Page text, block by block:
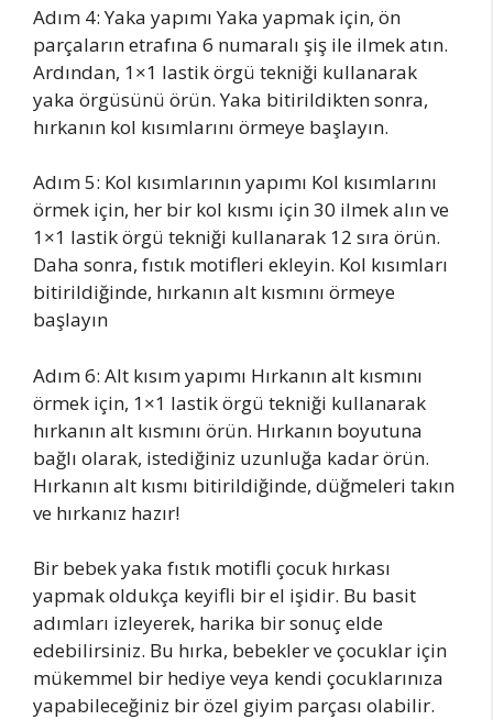
Adım 4: Yaka yapımı Yaka yapmak için, ön
parçaların etrafına 6 numaralı şiş ile ilmek atın.
Ardından, 1×1 lastik örgü tekniği kullanarak
yaka örgüsünü örün. Yaka bitirildikten sonra,
hırkanın kol kısımlarını örmeye başlayın.
Adım 5: Kol kısımlarının yapımı Kol kısımlarını
örmek için, her bir kol kısmı için 30 ilmek alın ve
1×1 lastik örgü tekniği kullanarak 12 sıra örün.
Daha sonra, fıstık motifleri ekleyin. Kol kısımları
bitirildiğinde, hırkanın alt kısmını örmeye
başlayın
Adım 6: Alt kısım yapımı Hırkanın alt kısmını
örmek için, 1×1 lastik örgü tekniği kullanarak
hırkanın alt kısmını örün. Hırkanın boyutuna
bağlı olarak, istediğiniz uzunluğa kadar örün.
Hırkanın alt kısmı bitirildiğinde, düğmeleri takın
ve hırkanız hazır!
Bir bebek yaka fıstık motifli çocuk hırkası
yapmak oldukça keyifli bir el işidir. Bu basit
adımları izleyerek, harika bir sonuç elde
edebilirsiniz. Bu hırka, bebekler ve çocuklar için
mükemmel bir hediye veya kendi çocuklarınıza
yapabileceğiniz bir özel giyim parçası olabilir.